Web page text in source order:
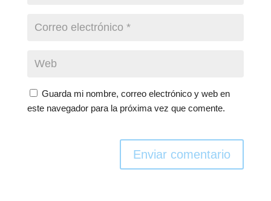
Guarda mi nombre, correo electrónico y web en
este navegador para la próxima vez que comente.
Enviar comentario